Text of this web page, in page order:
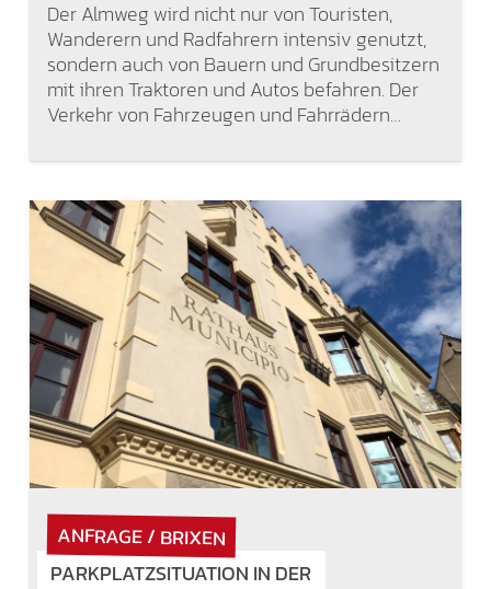
Der Almweg wird nicht nur von Touristen,
Wanderern und Radfahrern intensiv genutzt,
sondern auch von Bauern und Grundbesitzern
mit ihren Traktoren und Autos befahren. Der
Verkehr von Fahrzeugen und Fahrrädern…
ANFRAGE / BRIXEN
PARKPLATZSITUATION IN DER